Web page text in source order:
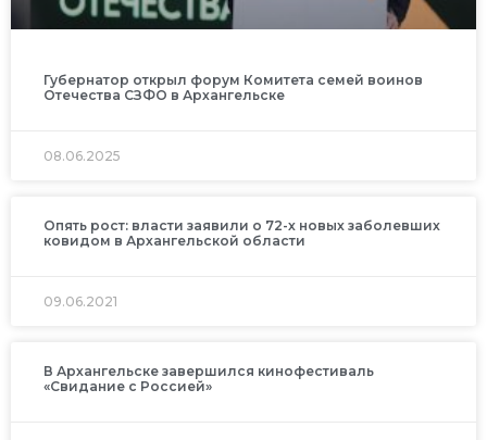
Губернатор открыл форум Комитета семей воинов
Отечества СЗФО в Архангельске
08.06.2025
Опять рост: власти заявили о 72-х новых заболевших
ковидом в Архангельской области
09.06.2021
В Архангельске завершился кинофестиваль
«Свидание с Россией»